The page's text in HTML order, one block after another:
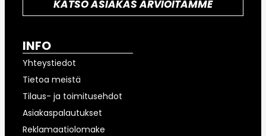
KATSO ASIAKAS ARVIOITAMME
INFO
Yhteystiedot
Tietoa meistä
Tilaus- ja toimitusehdot
Asiakaspalautukset
Reklamaatiolomake